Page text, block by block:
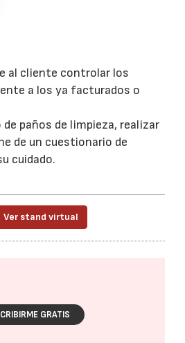
al cliente controlar los
a los ya facturados o
paños de limpieza, realizar
de un cuestionario de
cuidado.
Ver stand virtual
GRATIS